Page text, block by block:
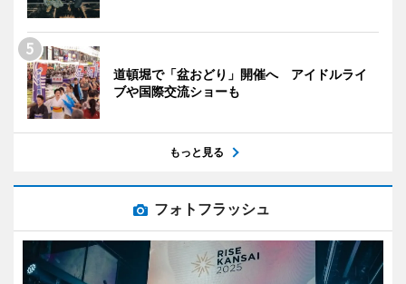
道頓堀で「盆おどり」開催へ アイドルライ
ブや国際交流ショーも
もっと見る
フォトフラッシュ